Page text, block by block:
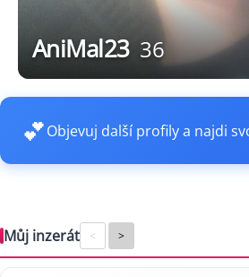
AniMal23 36
💕Objevuj další profily a najdi
Můj inzerát < >